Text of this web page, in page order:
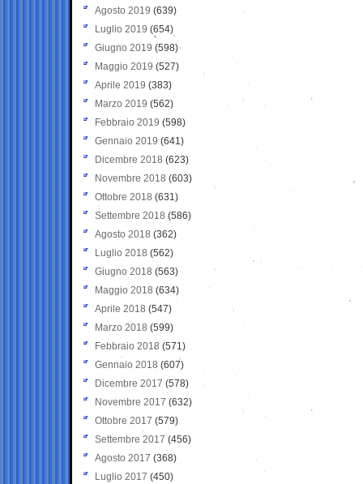
Agosto 2019 (639)
Luglio 2019 (654)
Giugno 2019 (598)
Maggio 2019 (527)
Aprile 2019 (383)
Marzo 2019 (562)
Febbraio 2019 (598)
Gennaio 2019 (641)
Dicembre 2018 (623)
Novembre 2018 (603)
Ottobre 2018 (631)
Settembre 2018 (586)
Agosto 2018 (362)
Luglio 2018 (562)
Giugno 2018 (563)
Maggio 2018 (634)
Aprile 2018 (547)
Marzo 2018 (599)
Febbraio 2018 (571)
Gennaio 2018 (607)
Dicembre 2017 (578)
Novembre 2017 (632)
Ottobre 2017 (579)
Settembre 2017 (456)
Agosto 2017 (368)
Luglio 2017 (450)